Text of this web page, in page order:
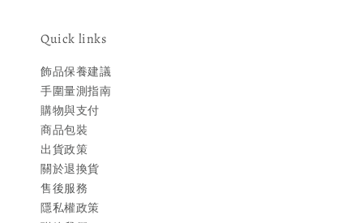
Quick links
飾品保養建議
手圍量測指南
購物與支付
商品包裝
出貨政策
關於退換貨
售後服務
隱私權政策